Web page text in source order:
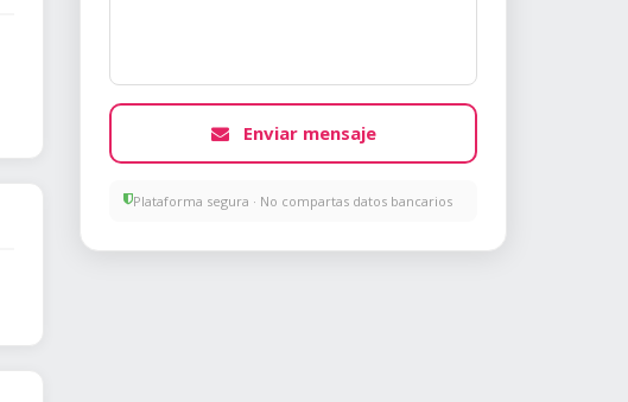
Enviar mensaje
Plataforma segura · No compartas datos bancarios